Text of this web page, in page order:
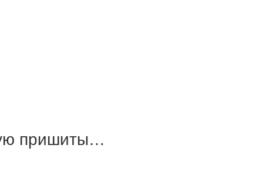
пришиты…